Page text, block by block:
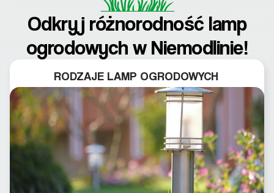
Odkryj różnorodność lamp
ogrodowych w Niemodlinie!
RODZAJE LAMP OGRODOWYCH